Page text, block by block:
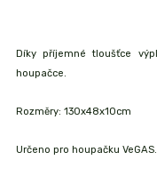
Díky příjemné tloušťce
houpačce.
Rozměry: 130x48x10cm
Určeno pro houpačku VeGAS.